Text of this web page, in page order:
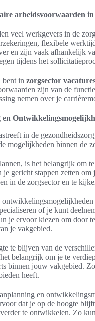
arbeidsvoorwaarden in
veel werkgevers in de
flexibele
en zijn vaak afhankelijk
tijdens het
bent in zorgsector
zijn van de
nemen over je
in de
mogelijkheden binnen de
is het belangrijk om
gericht stappen zetten
in de zorgsector en te
of je kunt
je ervoor kiezen om door
je vakgebied.
te blijven van de
belangrijk om je te
binnen jouw vakgebied.
heeft.
en
dat je op de hoogte
te ontwikkelen. Zo